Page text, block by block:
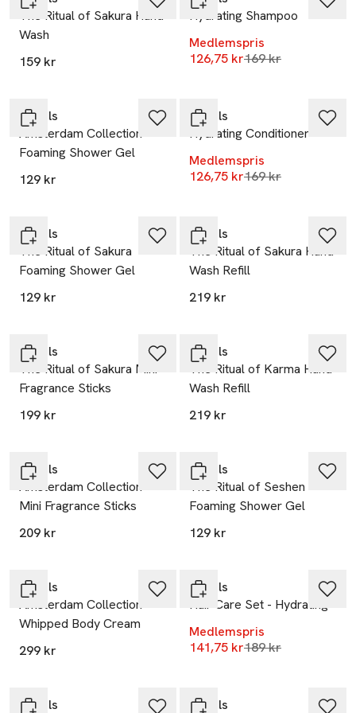
The Ritual of Sakura Hand
Wash
159 kr
Hydrating Shampoo
Medlemspris
126,75 krLägsta pris 30
169 kr
Rituals
Amsterdam Collection
Foaming Shower Gel
129 kr
-25%
Rituals
Hydrating Conditioner
Medlemspris
126,75 krLägsta pris 30
169 kr
Rituals
The Ritual of Sakura
Foaming Shower Gel
129 kr
Rituals
The Ritual of Sakura Hand
Wash Refill
219 kr
Rituals
The Ritual of Sakura Mini
Fragrance Sticks
199 kr
Rituals
The Ritual of Karma Hand
Wash Refill
219 kr
Rituals
Amsterdam Collection
Mini Fragrance Sticks
209 kr
Rituals
The Ritual of Seshen
Foaming Shower Gel
129 kr
Rituals
Amsterdam Collection
Whipped Body Cream
299 kr
-25%
Rituals
Hair Care Set - Hydrating
Medlemspris
141,75 krLägsta pris 30
189 kr
Rituals
Rituals